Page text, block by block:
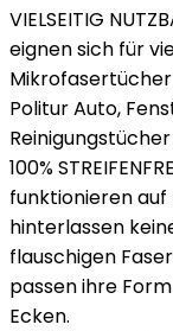
VIELSEITIG
eignen sich für
Politur Auto,
100%
funktionieren
hinterlassen
flauschigen
passen ihre
Ecken.